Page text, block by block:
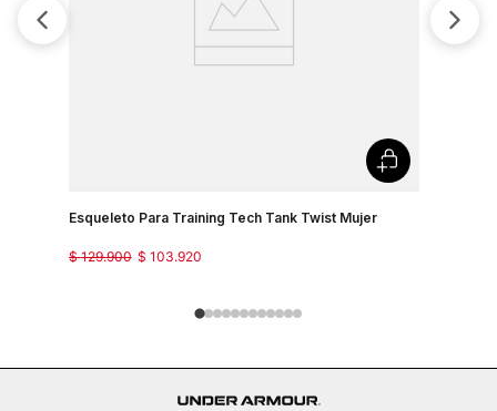
Esqueleto Para Training Tech Tank Twist Mujer
$ 103.920
$ 129.900